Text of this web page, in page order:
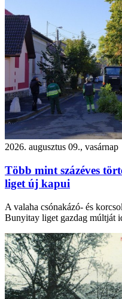
2026. augusztus 09., vasárnap
Több mint százéves
liget új kapui
A valaha csónakázó- és
Bunyitay liget gazdag múltját